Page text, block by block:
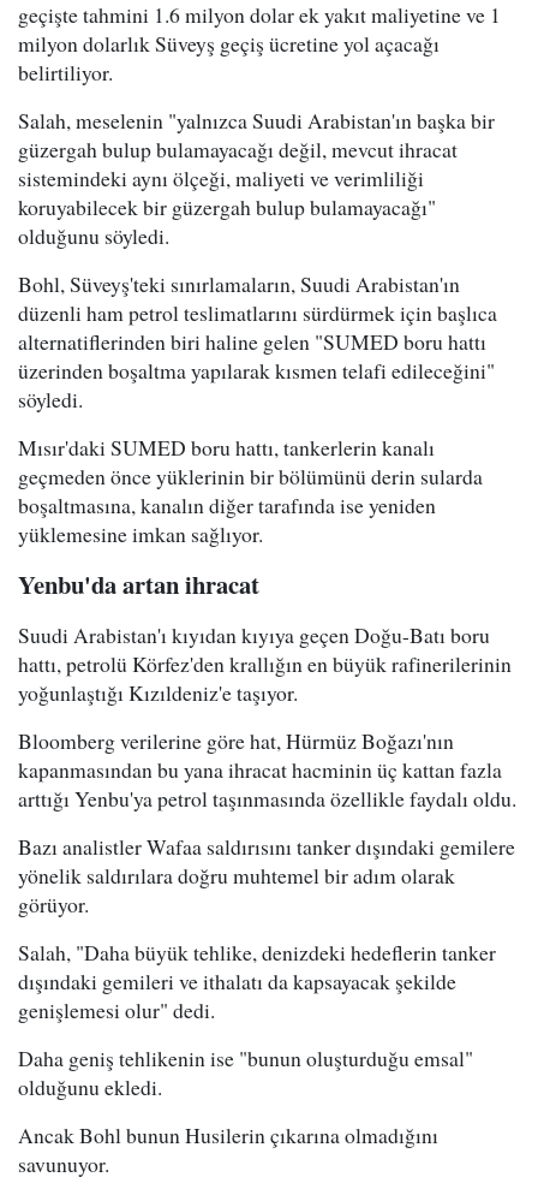
geçişte tahmini 1.6 milyon dolar ek yakıt maliyetine ve 1
milyon dolarlık Süveyş geçiş ücretine yol açacağı
belirtiliyor.
Salah, meselenin "yalnızca Suudi Arabistan'ın başka bir
güzergah bulup bulamayacağı değil, mevcut ihracat
sistemindeki aynı ölçeği, maliyeti ve verimliliği
koruyabilecek bir güzergah bulup bulamayacağı"
olduğunu söyledi.
Bohl, Süveyş'teki sınırlamaların, Suudi Arabistan'ın
düzenli ham petrol teslimatlarını sürdürmek için başlıca
alternatiflerinden biri haline gelen "SUMED boru hattı
üzerinden boşaltma yapılarak kısmen telafi edileceğini"
söyledi.
Mısır'daki SUMED boru hattı, tankerlerin kanalı
geçmeden önce yüklerinin bir bölümünü derin sularda
boşaltmasına, kanalın diğer tarafında ise yeniden
yüklemesine imkan sağlıyor.
Yenbu'da artan ihracat
Suudi Arabistan'ı kıyıdan kıyıya geçen Doğu-Batı boru
hattı, petrolü Körfez'den krallığın en büyük rafinerilerinin
yoğunlaştığı Kızıldeniz'e taşıyor.
Bloomberg verilerine göre hat, Hürmüz Boğazı'nın
kapanmasından bu yana ihracat hacminin üç kattan fazla
arttığı Yenbu'ya petrol taşınmasında özellikle faydalı oldu.
Bazı analistler Wafaa saldırısını tanker dışındaki gemilere
yönelik saldırılara doğru muhtemel bir adım olarak
görüyor.
Salah, "Daha büyük tehlike, denizdeki hedeflerin tanker
dışındaki gemileri ve ithalatı da kapsayacak şekilde
genişlemesi olur" dedi.
Daha geniş tehlikenin ise "bunun oluşturduğu emsal"
olduğunu ekledi.
Ancak Bohl bunun Husilerin çıkarına olmadığını
savunuyor.